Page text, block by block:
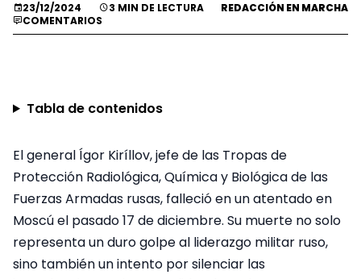
23/12/2024 3 MIN DE LECTURA
REDACCIÓN EN MARCHA
COMENTARIOS
Tabla de contenidos
El general Ígor Kiríllov, jefe de las Tropas de
Protección Radiológica, Química y Biológica de las
Fuerzas Armadas rusas, falleció en un atentado en
Moscú el pasado 17 de diciembre. Su muerte no solo
representa un duro golpe al liderazgo militar ruso,
sino también un intento por silenciar las